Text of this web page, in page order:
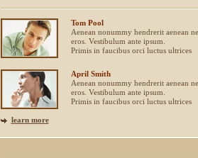
Tom Pool
Aenean nonummy hendrerit aenean
eros. Vestibulum ante ipsum.
Primis in faucibus orci luctus ultrices
April Smith
Aenean nonummy hendrerit aenean
eros. Vestibulum ante ipsum.
Primis in faucibus orci luctus ultrices
learn more